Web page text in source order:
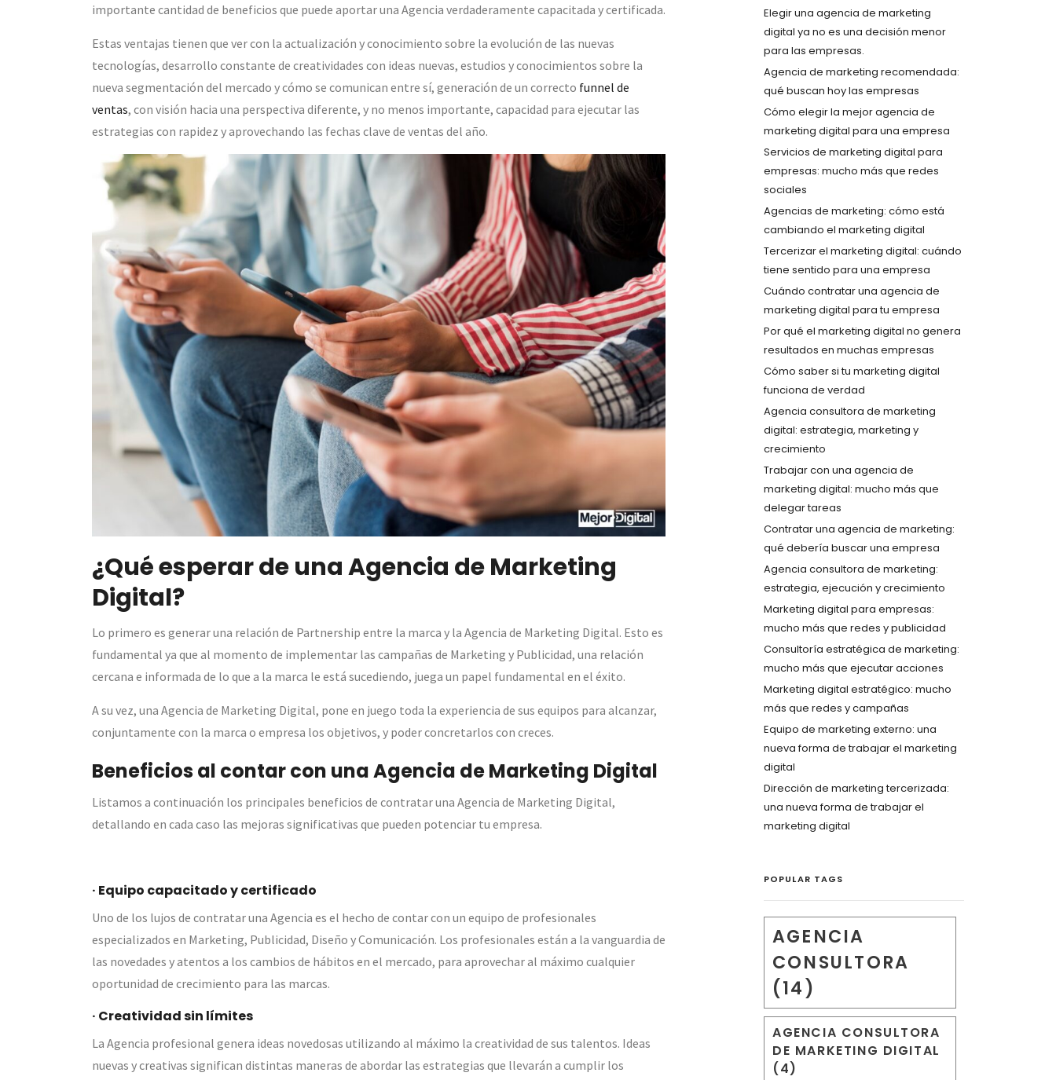
importante cantidad de beneficios que puede aportar una Agencia verdaderamente capacitada y certificada.
Estas ventajas tienen que ver con la actualización y conocimiento sobre la evolución de las nuevas
tecnologías, desarrollo constante de creatividades con ideas nuevas, estudios y conocimientos sobre la
nueva segmentación del mercado y cómo se comunican entre sí, generación de un correcto funnel de
ventas, con visión hacia una perspectiva diferente, y no menos importante, capacidad para ejecutar las
estrategias con rapidez y aprovechando las fechas clave de ventas del año.
¿Qué esperar de una Agencia de Marketing
Digital?
Lo primero es generar una relación de Partnership entre la marca y la Agencia de Marketing Digital. Esto es
fundamental ya que al momento de implementar las campañas de Marketing y Publicidad, una relación
cercana e informada de lo que a la marca le está sucediendo, juega un papel fundamental en el éxito.
A su vez, una Agencia de Marketing Digital, pone en juego toda la experiencia de sus equipos para alcanzar,
conjuntamente con la marca o empresa los objetivos, y poder concretarlos con creces.
Beneficios al contar con una Agencia de Marketing Digital
Listamos a continuación los principales beneficios de contratar una Agencia de Marketing Digital,
detallando en cada caso las mejoras significativas que pueden potenciar tu empresa.
· Equipo capacitado y certificado
Uno de los lujos de contratar una Agencia es el hecho de contar con un equipo de profesionales
especializados en Marketing, Publicidad, Diseño y Comunicación. Los profesionales están a la vanguardia de
las novedades y atentos a los cambios de hábitos en el mercado, para aprovechar al máximo cualquier
oportunidad de crecimiento para las marcas.
· Creatividad sin límites
La Agencia profesional genera ideas novedosas utilizando al máximo la creatividad de sus talentos. Ideas
nuevas y creativas significan distintas maneras de abordar las estrategias que llevarán a cumplir los
Elegir una agencia de marketing
digital ya no es una decisión menor
para las empresas.
Agencia de marketing recomendada:
qué buscan hoy las empresas
Cómo elegir la mejor agencia de
marketing digital para una empresa
Servicios de marketing digital para
empresas: mucho más que redes
sociales
Agencias de marketing: cómo está
cambiando el marketing digital
Tercerizar el marketing digital: cuándo
tiene sentido para una empresa
Cuándo contratar una agencia de
marketing digital para tu empresa
Por qué el marketing digital no genera
resultados en muchas empresas
Cómo saber si tu marketing digital
funciona de verdad
Agencia consultora de marketing
digital: estrategia, marketing y
crecimiento
Trabajar con una agencia de
marketing digital: mucho más que
delegar tareas
Contratar una agencia de marketing:
qué debería buscar una empresa
Agencia consultora de marketing:
estrategia, ejecución y crecimiento
Marketing digital para empresas:
mucho más que redes y publicidad
Consultoría estratégica de marketing:
mucho más que ejecutar acciones
Marketing digital estratégico: mucho
más que redes y campañas
Equipo de marketing externo: una
nueva forma de trabajar el marketing
digital
Dirección de marketing tercerizada:
una nueva forma de trabajar el
marketing digital
POPULAR TAGS
AGENCIA
CONSULTORA
(14)
AGENCIA CONSULTORA
DE MARKETING DIGITAL
(4)